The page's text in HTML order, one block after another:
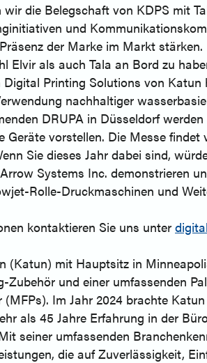
die Belegschaft von KDPS mit
und
der Marke im Markt stärken.
Elvir als auch Tala an Bord zu
Digital Printing Solutions von
nachhaltiger
DRUPA in Düsseldorf
Geräte vorstellen. Die Messe
Sie dieses Jahr dabei sind,
Systems Inc. demonstrieren
Rolle-Druckmaschinen und
kontaktieren Sie uns unter
(Katun) mit Hauptsitz in
Zubehör und einer umfassenden
Im Jahr 2024 brachte
als 45 Jahre Erfahrung in der
seiner umfassenden
die auf Zuverlässigkeit,